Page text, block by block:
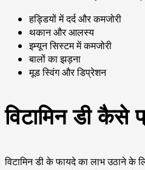
हड्डियों में दर्द और कमजोरी
थकान और आलस्य
इम्यून सिस्टम में कमजोरी
बालों का झड़ना
मूड स्विंग और डिप्रेशन
विटामिन डी कैसे
विटामिन डी के फायदे का लाभ उठाने के